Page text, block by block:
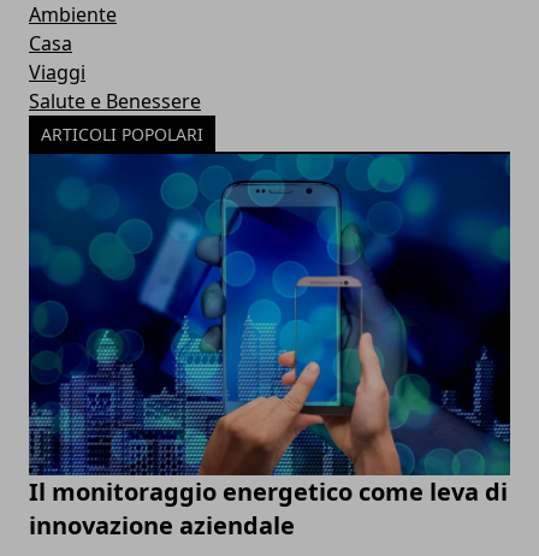
Ambiente
Casa
Viaggi
Salute e Benessere
ARTICOLI POPOLARI
Il monitoraggio energetico come leva di
innovazione aziendale